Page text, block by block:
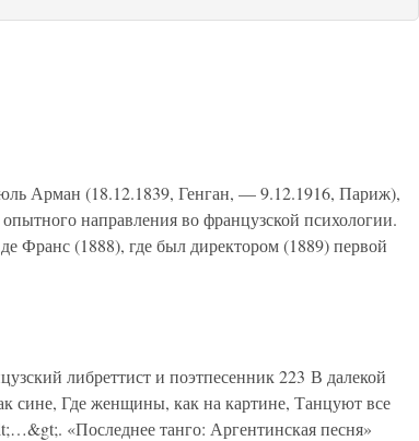
Арман (18.12.1839, Генган, — 9.12.1916, Париж),
направления во французской психологии.
Франс (1888), где был директором (1889) первой
либреттист и поэтпесенник 223 В далекой
сине, Где женщины, как на картине, Танцуют все
«Последнее танго: Аргентинская песня»